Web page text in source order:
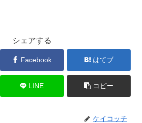
シェアする
Facebook はてブ
LINE コピー
ケイコッチ